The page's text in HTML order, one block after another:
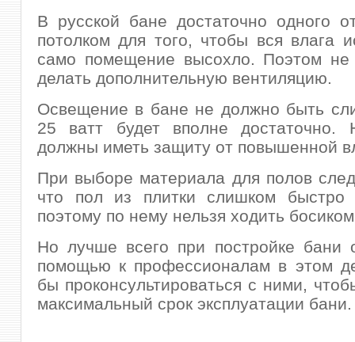
В русской бане достаточно одного
потолком для того, чтобы вся влага
само помещение высохло. Поэтом не
делать дополнительную вентиляцию.
Освещение в бане не должно быть
25 ватт будет вполне достаточно.
должны иметь защиту от повышенной
При выборе материала для полов
что пол из плитки слишком быстро
поэтому по нему нельзя ходить
Но лучше всего при постройке бани
помощью к профессионалам в этом
бы проконсультироваться с ними,
максимальный срок эксплуатации бани.